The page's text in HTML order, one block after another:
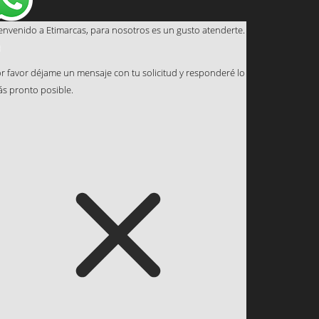
a Etimarcas, para nosotros es un gusto atenderte.
favor déjame un mensaje con tu solicitud y responderé lo
pronto posible.